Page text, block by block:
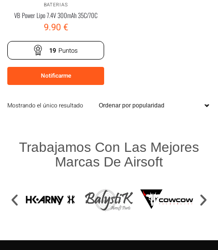
BATERIAS
VB Power Lipo 7.4V 300mAh 35C/70C
9.90€
19 Puntos
Notificarme
Mostrando el único resultado
Trabajamos Con Las Mejores
Marcas De Airsoft